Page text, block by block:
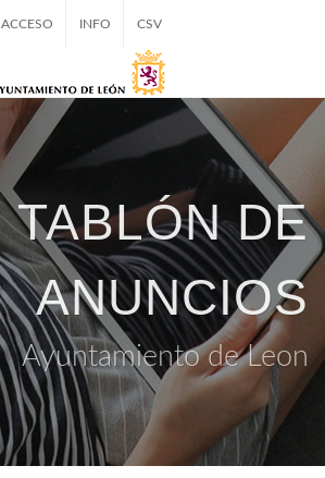
ACCESO INFO CSV
TABLÓN DE
ANUNCIOS
Ayuntamiento de Leon